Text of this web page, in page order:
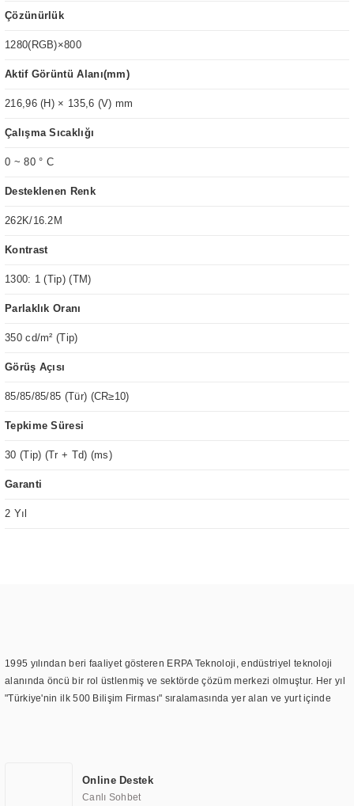
Çözünürlük
1280(RGB)×800
Aktif Görüntü Alanı(mm)
216,96 (H) × 135,6 (V) mm
Çalışma Sıcaklığı
0 ~ 80 ° C
Desteklenen Renk
262K/16.2M
Kontrast
1300: 1 (Tip) (TM)
Parlaklık Oranı
350 cd/m² (Tip)
Görüş Açısı
85/85/85/85 (Tür) (CR≥10)
Tepkime Süresi
30 (Tip) (Tr + Td) (ms)
Garanti
2 Yıl
1995 yılından beri faaliyet gösteren ERPA Teknoloji, endüstriyel teknoloji
alanında öncü bir rol üstlenmiş ve sektörde çözüm merkezi olmuştur. Her yıl
"Türkiye'nin ilk 500 Bilişim Firması" sıralamasında yer alan ve yurt içinde
TOCHI markası altında kendi ürettiği ürünlerde kullanmıştır. Günümüzde
TOCHI; videowall, digital signage, kiosk, totem, akıllı durak ekranı, araç içi
Online Destek
Canlı Sohbet